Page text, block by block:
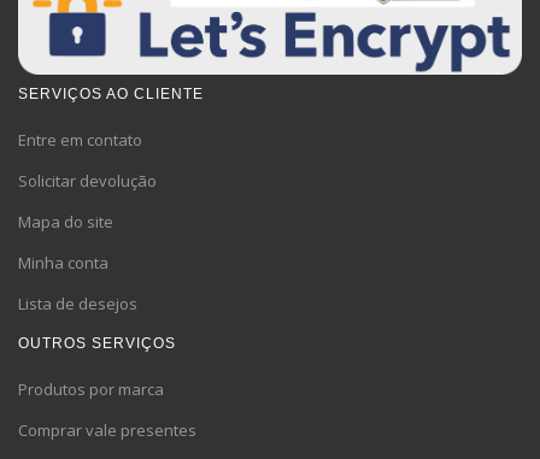
SERVIÇOS AO CLIENTE
Entre em contato
Solicitar devolução
Mapa do site
Minha conta
Lista de desejos
OUTROS SERVIÇOS
Produtos por marca
Comprar vale presentes